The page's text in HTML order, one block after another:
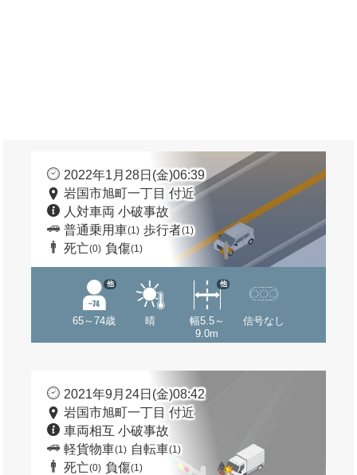
2022年1月28日(金)06:39
岩国市旭町一丁目 付近
人対車両 小破事故
普通乗用車(1) 歩行者(1)
死亡(0) 負傷(1)
65～74歳
他
晴
幅5.5～
9.0m
他
信号なし
2021年9月24日(金)08:42
岩国市旭町一丁目 付近
車両相互 小破事故
軽貨物車(1) 自転車(1)
死亡(0) 負傷(1)